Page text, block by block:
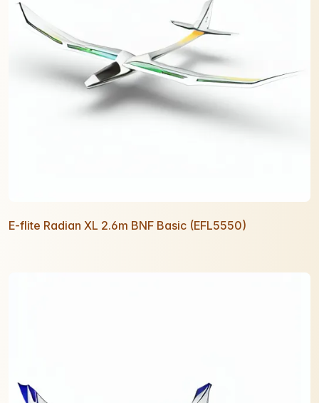
E-flite Radian XL 2.6m BNF Basic (EFL5550)